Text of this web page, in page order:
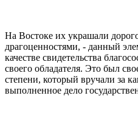
На Востоке их украшали
драгоценностями, - данный
качестве свидетельства
своего обладателя. Это был
степени, который вручали за
выполненное дело